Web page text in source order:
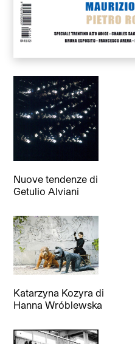
Nuove tendenzedi
Getulio Alviani
Katarzyna Kozyradi
Hanna Wróblewska